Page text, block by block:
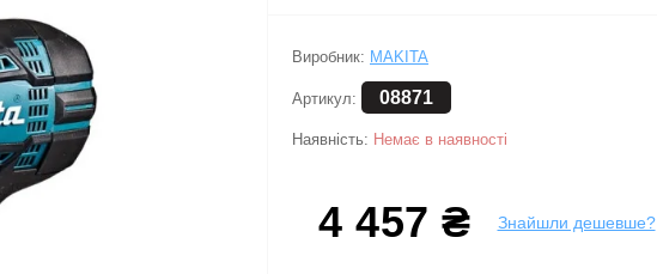
Виробник: MAKITA
Артикул: 08871
Наявність: Немає в наявності
4 457 ₴ Знайшли дешевше?